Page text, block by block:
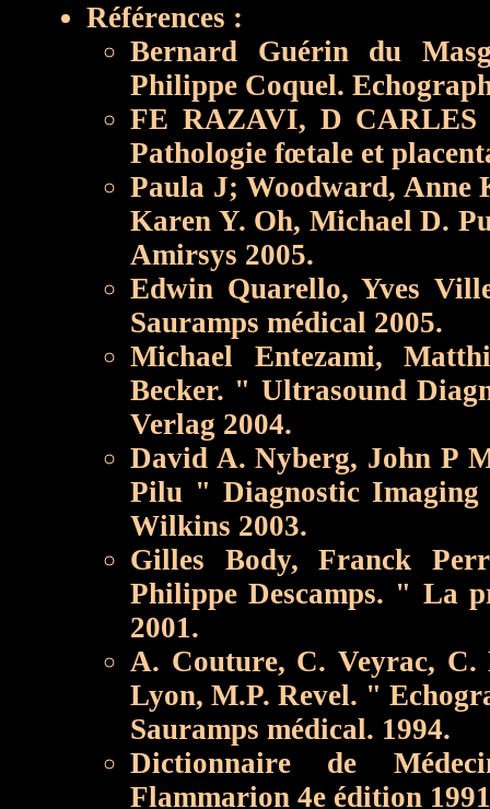
Références :
Bernard Guérin du
Philippe Coquel.
FE RAZAVI, D CARLES
Pathologie fœtale et
Paula J; Woodward, Anne
Karen Y. Oh, Michael D.
Amirsys 2005.
Edwin Quarello, Yves
Sauramps médical 2005.
Michael Entezami,
Becker. " Ultrasound
Verlag 2004.
David A. Nyberg, John P
Pilu " Diagnostic
Wilkins 2003.
Gilles Body, Franck
Philippe Descamps. " La
2001.
A. Couture, C. Veyrac,
Lyon, M.P. Revel. "
Sauramps médical. 1994.
Dictionnaire de
Flammarion 4e édition